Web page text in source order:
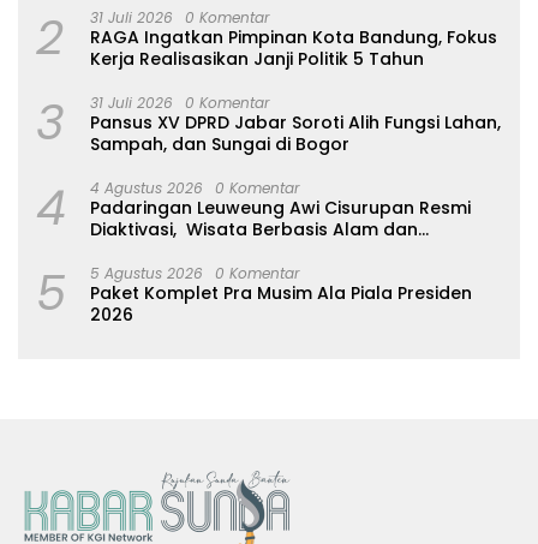
2 31 Juli 2026 0 Komentar
RAGA Ingatkan Pimpinan Kota Bandung, Fokus
3 31 Juli 2026 0 Komentar
Pansus XV DPRD Jabar Soroti Alih Fungsi Lahan,
Sampah, dan Sungai di Bogor
4 4 Agustus 2026 0 Komentar
Padaringan Leuweung Awi Cisurupan Resmi
Diaktivasi, Wisata Berbasis Alam dan
5 5 Agustus 2026 0 Komentar
Paket Komplet Pra Musim Ala Piala Presiden
2026